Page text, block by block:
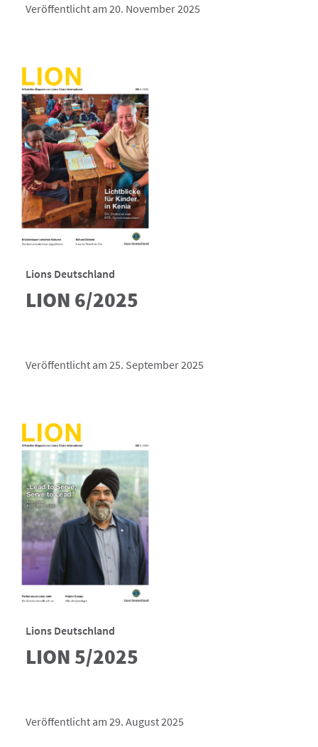
Veröffentlicht am 20. November 2025
Lions Deutschland
LION 6/2025
Veröffentlicht am 25. September 2025
Lions Deutschland
LION 5/2025
Veröffentlicht am 29. August 2025